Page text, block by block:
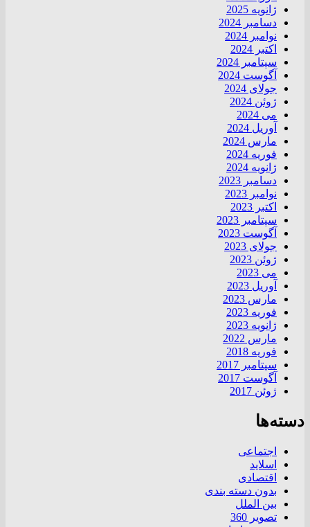
ژانویه 2025
دسامبر 2024
نوامبر 2024
اکتبر 2024
سپتامبر 2024
آگوست 2024
جولای 2024
ژوئن 2024
می 2024
آوریل 2024
مارس 2024
فوریه 2024
ژانویه 2024
دسامبر 2023
نوامبر 2023
اکتبر 2023
سپتامبر 2023
آگوست 2023
جولای 2023
ژوئن 2023
می 2023
آوریل 2023
مارس 2023
فوریه 2023
ژانویه 2023
مارس 2022
فوریه 2018
سپتامبر 2017
آگوست 2017
ژوئن 2017
دسته‌ها
اجتماعی
اسلاید
اقتصادی
بدون دسته بندی
بین الملل
تصویر 360